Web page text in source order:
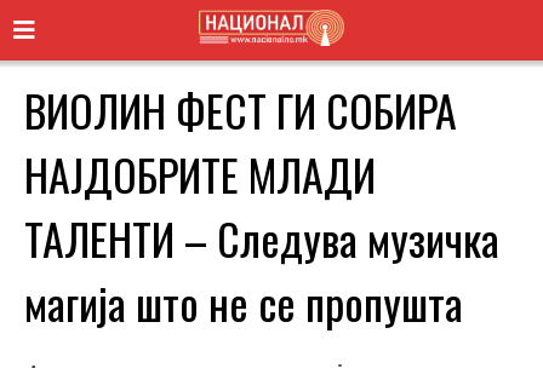
ВИОЛИН ФЕСТ ГИ СОБИРА
НАЈДОБРИТЕ МЛАДИ
ТАЛЕНТИ – Следува музичка
магија што не се пропушта